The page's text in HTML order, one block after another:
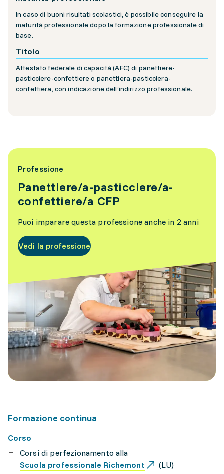
In caso di buoni risultati scolastici, è possibile conseguire la
maturità professionale dopo la formazione professionale di
base.
Titolo
Attestato federale di capacità (AFC) di panettiere-
pasticciere-confettiere o panettiera-pasticciera-
confettiera, con indicazione dell’indirizzo professionale.
Professione
Panettiere/a-pasticciere/a-
confettiere/a CFP
Puoi imparare questa professione anche in 2 anni
Vedi la professione
Formazione continua
Corso
Corsi di perfezionamento alla
Scuola professionale Richemont
(LU)